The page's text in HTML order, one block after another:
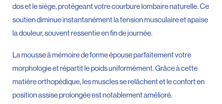
dos et le siège, protégeant votre courbure lombaire naturelle. Ce
soutien diminue instantanément la tension musculaire et apaise
la douleur, souvent ressentie en fin de journée.
La mousse à mémoire de forme épouse parfaitement votre
morphologie et répartit le poids uniformément. Grâce à cette
matière orthopédique, les muscles se relâchent et le confort en
position assise prolongée est notablement amélioré.